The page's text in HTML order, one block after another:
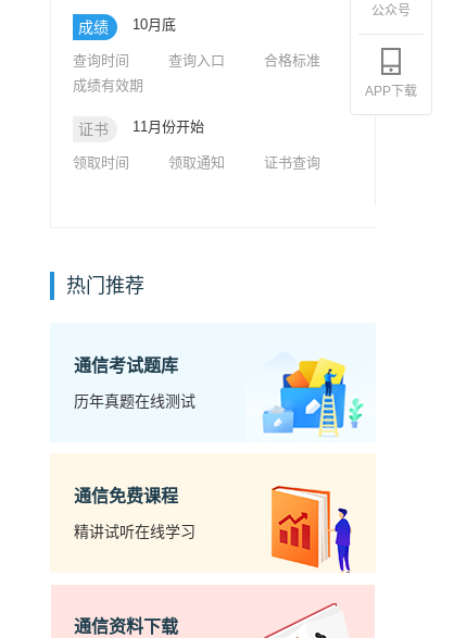
成绩 10月底
查询时间 查询入口
合格标准
成绩有效期
证书 11月份开始
领取时间 领取通知 证书查询
热门推荐
通信考试题库
历年真题在线测试
通信免费课程
精讲试听在线学习
通信资料下载
公众号
APP下载